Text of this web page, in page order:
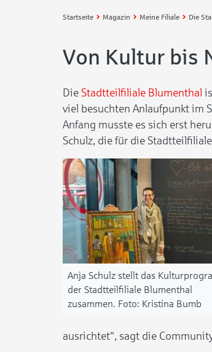
Startseite Magazin Meine Filiale
Von Kultur bis
Die Stadtteilfiliale Blumenthal
viel besuchten Anlaufpunkt im
Anfang musste es sich erst
Schulz, die für die
Anja Schulz stellt das
der Stadtteilfiliale Blumenthal
zusammen.
Kristina Bumb
ausrichtet“, sagt die